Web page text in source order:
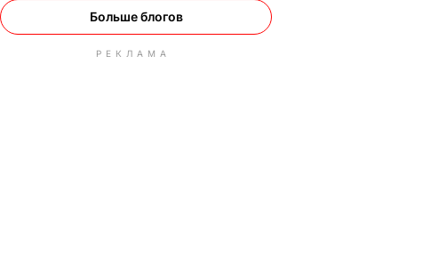
Больше блогов
РЕКЛАМА